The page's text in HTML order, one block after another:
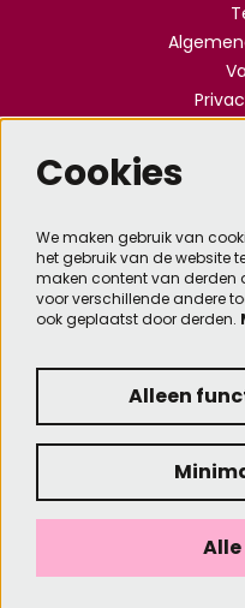
Meld je aan
©
Cookies
We maken gebruik van
het gebruik van de website
maken content van derden
voor verschillende andere
ook geplaatst door derden.
Alleen